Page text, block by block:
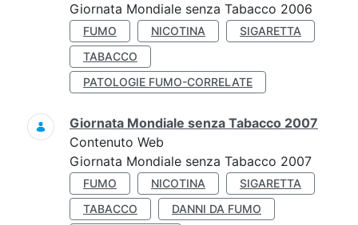
Giornata Mondiale senza Tabacco 2006
FUMO NICOTINA
SIGARETTA
TABACCO
PATOLOGIE FUMO-CORRELATE
Giornata Mondiale senza Tabacco 2007
Contenuto Web
Giornata Mondiale senza Tabacco 2007
FUMO NICOTINA
SIGARETTA
TABACCO
DANNI DA FUMO